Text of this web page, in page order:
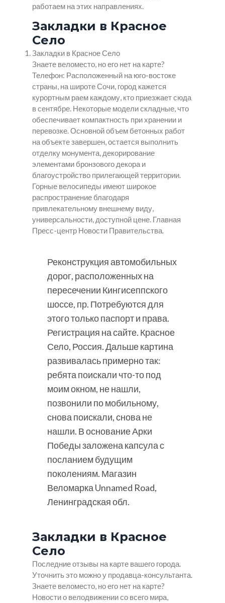
работаем на этих направлениях.
Закладки в Красное
Село
Закладки в Красное Село
Знаете веломесто, но его нет на карте?
Телефон: Расположенный на юго-востоке
страны, на широте Сочи, город кажется
курортным раем каждому, кто приезжает сюда
в сентябре. Некоторые модели складные, что
обеспечивает компактность при хранении и
перевозке. Основной объем бетонных работ
на объекте завершен, остается выполнить
отделку монумента, декорирование
элементами бронзового декора и
благоустройство прилегающей территории.
Горные велосипеды имеют широкое
распространение благодаря
привлекательному внешнему виду,
универсальности, доступной цене. Главная
Пресс-центр Новости Правительства.
Реконструкция автомобильных
дорог, расположенных на
пересечении Кингисеппского
шоссе, пр. Потребуются для
этого только паспорт и права.
Регистрация на сайте. Красное
Село, Россия. Дальше картина
развивалась примерно так:
ребята поискали что-то под
моим окном, не нашли,
позвонили по мобильному,
снова поискали, снова не
нашли. В основание Арки
Победы заложена капсула с
посланием будущим
поколениям. Магазин
Веломарка Unnamed Road,
Ленинградская обл.
Закладки в Красное
Село
Последние отзывы на карте вашего города.
Уточнить это можно у продавца-консультанта.
Знаете веломесто, но его нет на карте?
Новости о велодвижении со всего мира,